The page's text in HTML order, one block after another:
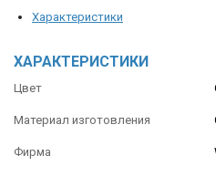
Характеристики
ХАРАКТЕРИСТИКИ
Цвет
Материал изготовления
Фирма